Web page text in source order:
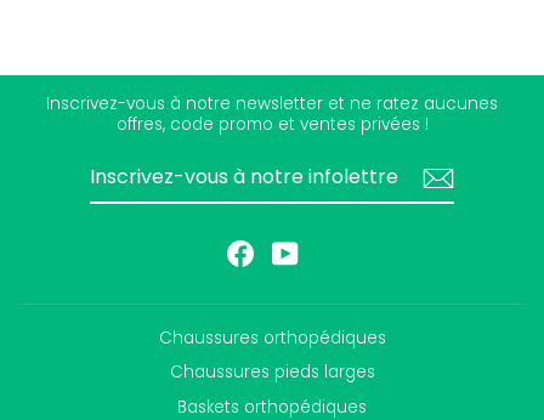
Inscrivez-vous à notre newsletter et ne ratez aucunes
offres, code promo et ventes privées !
FacebookYouTube
Chaussures orthopédiques
Chaussures pieds larges
Baskets orthopédiques